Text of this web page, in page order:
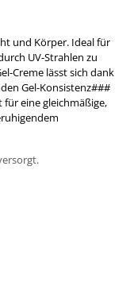
und Körper. Ideal für
UV-Strahlen zu
Creme lässt sich dank
Gel-Konsistenz###
eine gleichmäßige,